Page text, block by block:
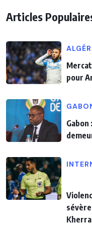
Articles
pour